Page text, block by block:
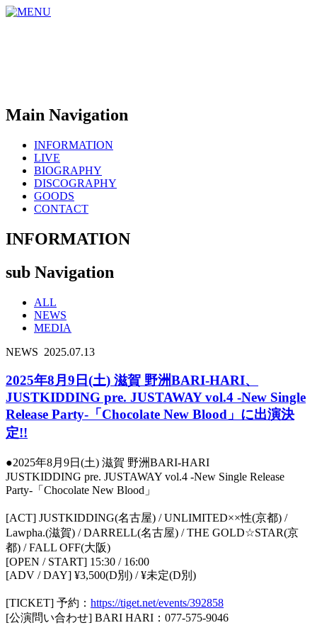
Main Navigation
INFORMATION
LIVE
BIOGRAPHY
DISCOGRAPHY
GOODS
CONTACT
INFORMATION
sub Navigation
ALL
NEWS
MEDIA
NEWS 2025.07.13
2025年8月9日(土) 滋賀 野洲BARI-HARI、
JUSTKIDDING pre. JUSTAWAY vol.4 -New Single
Release Party-「Chocolate New Blood」に出演決
定!!
●2025年8月9日(土) 滋賀 野洲BARI-HARI
JUSTKIDDING pre. JUSTAWAY vol.4 -New Single Release
Party-「Chocolate New Blood」
[ACT] JUSTKIDDING(名古屋) / UNLIMITED××性(京都) /
Lawpha.(滋賀) / DARRELL(名古屋) / THE GOLD☆STAR(京
都) / FALL OFF(大阪)
[OPEN / START] 15:30 / 16:00
[ADV / DAY] ¥3,500(D別) / ¥未定(D別)
[TICKET] 予約： https://tiget.net/events/392858
[公演問い合わせ] BARI HARI：077-575-9046